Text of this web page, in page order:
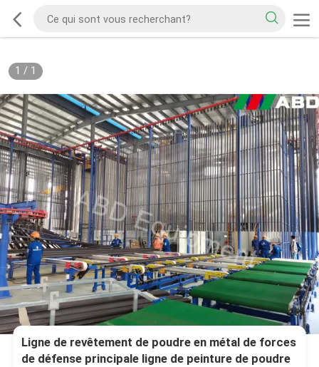
1 / 1
Ligne de revêtement de poudre en métal de forces
de défense principale ligne de peinture de poudre